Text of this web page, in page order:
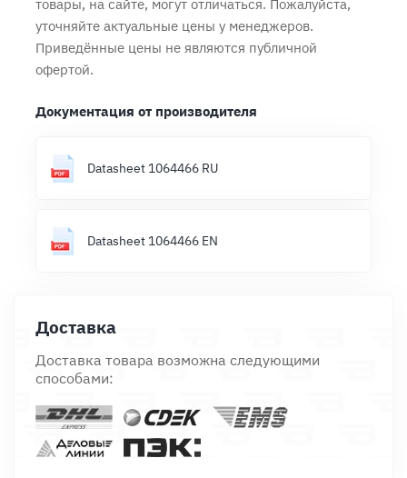
товары, на сайте, могут отличаться. Пожалуйста,
уточняйте актуальные цены у менеджеров.
Приведённые цены не являются публичной
офертой.
Документация от производителя
Datasheet 1064466 RU
Datasheet 1064466 EN
Доставка
Доставка товара возможна следующими
способами: